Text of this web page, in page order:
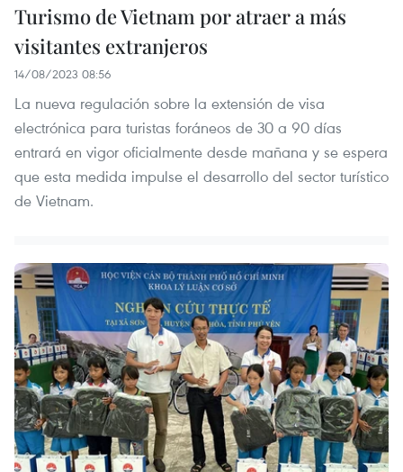
Turismo de Vietnam por atraer a más
visitantes extranjeros
14/08/2023 08:56
La nueva regulación sobre la extensión de visa
electrónica para turistas foráneos de 30 a 90 días
entrará en vigor oficialmente desde mañana y se espera
que esta medida impulse el desarrollo del sector turístico
de Vietnam.